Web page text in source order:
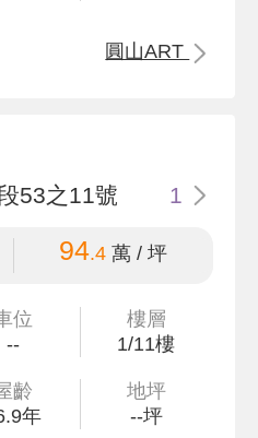
圓山ART
53之11號
1
94.4萬 / 坪
位
--
樓層
1/11樓
齡
年
地坪
--坪